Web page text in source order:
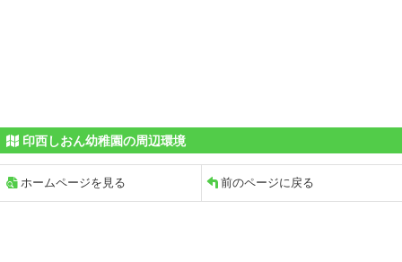
印西しおん幼稚園の周辺環境
ホームページを見る 前のページに戻る